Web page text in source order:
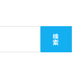
検
索